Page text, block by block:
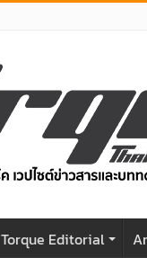
Torque Editorial